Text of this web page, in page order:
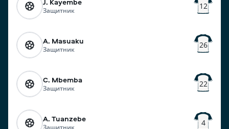
Защитник 12
A. Masuaku
Защитник 26
C. Mbemba
Защитник 22
A. Tuanzebe
Защитник 4